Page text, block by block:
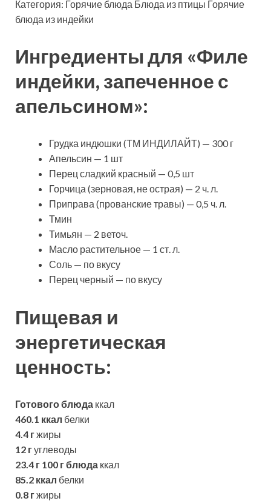
Категория: Горячие блюда Блюда из птицы Горячие
блюда из индейки
Ингредиенты для «Филе
индейки, запеченное с
апельсином»:
Грудка индюшки (ТМ ИНДИЛАЙТ) — 300 г
Апельсин — 1 шт
Перец сладкий красный — 0,5 шт
Горчица (зерновая, не острая) — 2 ч. л.
Приправа (прованские травы) — 0,5 ч. л.
Тмин
Тимьян — 2 веточ.
Масло растительное — 1 ст. л.
Соль — по вкусу
Перец черный — по вкусу
Пищевая и
энергетическая
ценность:
Готового блюда ккал
460.1 ккал белки
4.4 гжиры
12 гуглеводы
23.4 г 100 г блюда ккал
85.2 ккал белки
0.8 гжиры